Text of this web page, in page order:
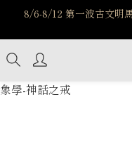
️8/6-8/12 第一波古文明
7/15-8/25 神秘星象學系
新註冊會員享$100購